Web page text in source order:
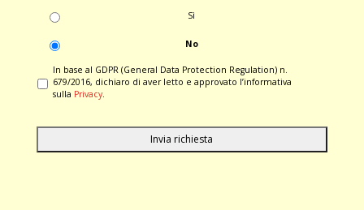
Sì
No
In base al GDPR (General Data Protection Regulation) n.
679/2016, dichiaro di aver letto e approvato l’informativa
sulla Privacy.